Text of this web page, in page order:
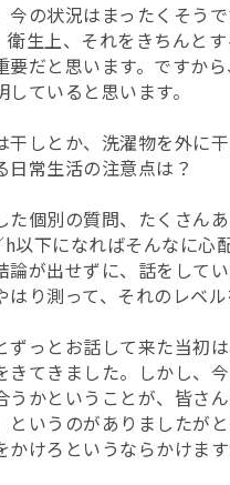
今の状況はまったくそう
衛生上、それをきちんと
要だと思います。ですか
していると思います。
干しとか、洗濯物を外に
日常生活の注意点は？
た個別の質問、たくさん
以下になればそんなに心
論が出せずに、話をして
はり測って、それのレベ
ずっとお話して来た当初
きてきました。しかし、
うかということが、皆さ
というのがありましたが
かけろというならかけま